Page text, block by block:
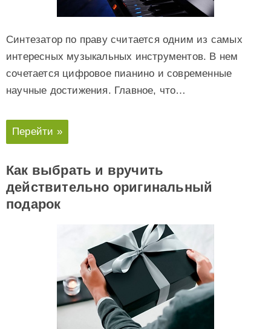
Синтезатор по праву считается одним из самых
интересных музыкальных инструментов. В нем
сочетается цифровое пианино и современные
научные достижения. Главное, что…
Перейти »
Как выбрать и вручить
действительно оригинальный
подарок